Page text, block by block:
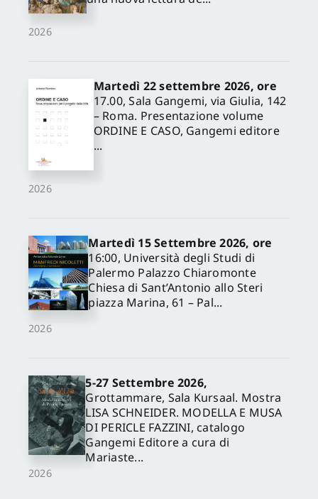
2026
2026
Martedì 22 settembre 2026, ore
17.00, Sala Gangemi, via Giulia, 142
– Roma. Presentazione volume
ORDINE E CASO, Gangemi editore
...
2026
Martedì 15 Settembre 2026, ore
16:00, Università degli Studi di
Palermo Palazzo Chiaromonte
Chiesa di Sant’Antonio allo Steri
piazza Marina, 61 – Pal...
2026
5-27 Settembre 2026,
Grottammare, Sala Kursaal. Mostra
LISA SCHNEIDER. MODELLA E MUSA
DI PERICLE FAZZINI, catalogo
Gangemi Editore a cura di
Mariaste...